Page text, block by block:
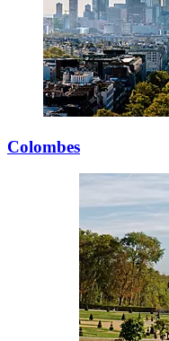
Colombes